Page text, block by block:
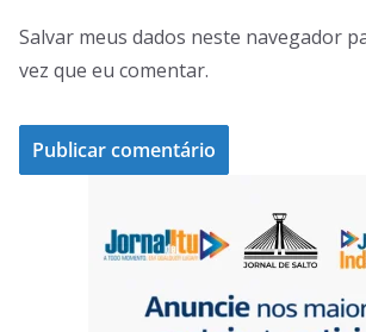
Salvar meus dados neste navegador
vez que eu comentar.